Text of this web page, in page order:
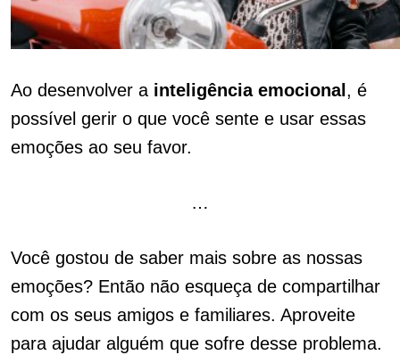
Ao desenvolver a inteligência emocional , é
possível gerir o que você sente e usar essas
emoções ao seu favor.
…
Você gostou de saber mais sobre as nossas
emoções? Então não esqueça de compartilhar
com os seus amigos e familiares. Aproveite
para ajudar alguém que sofre desse problema.